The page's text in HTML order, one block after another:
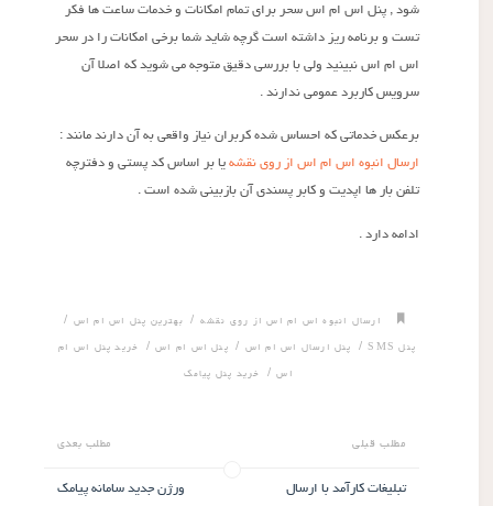
شود , پنل اس ام اس سحر برای تمام امکانات و خدمات ساعت ها فکر
تست و برنامه ریز داشته است گرچه شاید شما برخی امکانات را در سحر
اس ام اس نبینید ولی با بررسی دقیق متوجه می شوید که اصلا آن
سرویس کاربرد عمومی ندارند .
برعکس خدماتی که احساس شده کربران نیاز واقعی به آن دارند مانند :
ارسال انبوه اس ام اس از روی نقشهیا بر اساس کد پستی و دفترچه
تلفن بار ها اپدیت و کابر پسندی آن بازبینی شده است .
ادامه دارد .
ارسال انبوه اس ام اس از روی نقشه/ بهترین پنل اس ام اس/
پنل SMS / پنل ارسال اس ام اس/ پنل اس ام اس / خرید پنل اس ام
اس/ خرید پنل پیامک
مطلب قبلی
تبلیغات کارآمد با ارسال
مطلب بعدی
ورژن جدید سامانه پیامک